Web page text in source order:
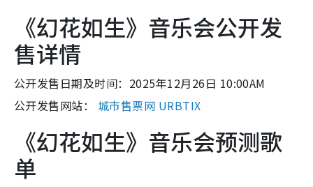
《幻花如生》音乐会公开发
售详情
公开发售日期及时间：2025年12月26日 10:00AM
公开发售网站： 城市售票网 URBTIX
《幻花如生》音乐会预测歌
单